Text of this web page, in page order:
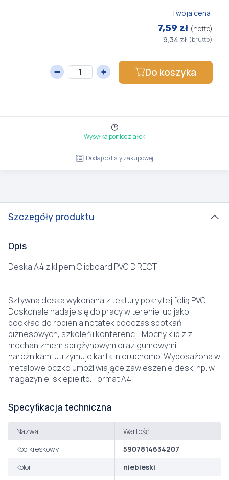
Twoja cena:
7,59 zł (netto)
9,34 zł (brutto)
Do koszyka
Wysyłka poniedziałek
Dodaj do listy zakupowej
Szczegóły produktu
Opis
Deska A4 z klipem Clipboard PVC D.RECT
Sztywna deska wykonana z tektury pokrytej folią PVC.
Doskonale nadaje się do pracy w terenie lub jako
podkład do robienia notatek podczas spotkań
biznesowych, szkoleń i konferencji. Mocny klip z z
mechanizmem sprężynowym oraz gumowymi
narożnikami utrzymuje kartki nieruchomo. Wyposażona w
metalowe oczko umożliwiające zawieszenie deski np. w
magazynie, sklepie itp. Format A4.
Specyfikacja techniczna
Nazwa
Wartość
Kod kreskowy
5907814634207
Kolor
niebieski